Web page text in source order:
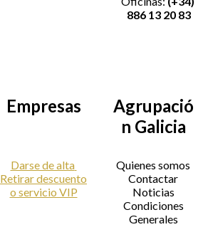
886 13 20 83
Empresas
Agrupació
n Galicia
Darse de alta
Retirar descuento
o servicio VIP
Quienes somos
Contactar
​Noticias
Condiciones
Generales